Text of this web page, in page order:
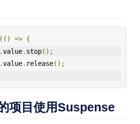
(() => {
value. stop();
value. release();
项目使用Suspense